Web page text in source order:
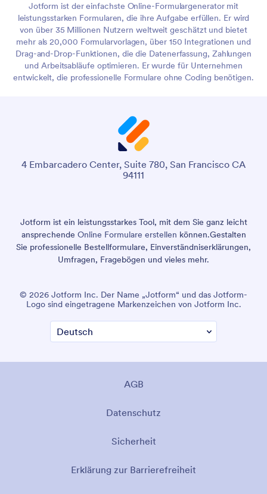
Jotform ist der einfachste Online-Formulargenerator mit
leistungsstarken Formularen, die ihre Aufgabe erfüllen. Er wird
von über 35 Millionen Nutzern weltweit geschätzt und bietet
mehr als 20,000 Formularvorlagen, über 150 Integrationen und
Drag-and-Drop-Funktionen, die die Datenerfassung, Zahlungen
und Arbeitsabläufe optimieren. Er wurde für Unternehmen
entwickelt, die professionelle Formulare ohne Coding benötigen.
4 Embarcadero Center, Suite 780, San Francisco CA
94111
Jotform ist ein leistungsstarkes Tool, mit dem Sie ganz leicht
ansprechende Online Formulare erstellen können.Gestalten
Sie professionelle Bestellformulare, Einverständniserklärungen,
Umfragen, Fragebögen und vieles mehr.
© 2026 Jotform Inc. Der Name „Jotform“ und das Jotform-
Logo sind eingetragene Markenzeichen von Jotform Inc.
AGB
Datenschutz
Sicherheit
Erklärung zur Barrierefreiheit